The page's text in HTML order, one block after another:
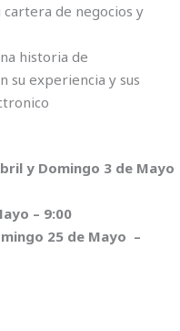
de negocios y
historia de
su experiencia y sus
y Domingo 3 de Mayo
– 9:00
25 de Mayo –